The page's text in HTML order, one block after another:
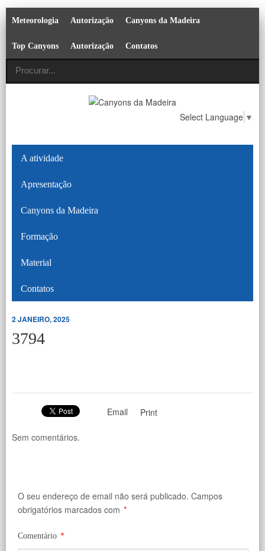
Meteorologia Autorização Canyons da Madeira
Top Canyons Autorização Contatos
Select Language ▼
A atividade
Apresentação
Canyons da Madeira
Formação
Material
Contatos
2 JANEIRO, 2025
3794
Email Print
Sem comentários.
O seu endereço de email não será publicado. Campos
obrigatórios marcados com *
Comentário *